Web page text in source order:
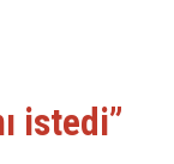
istedi”